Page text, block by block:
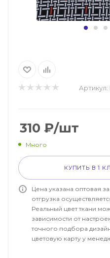
Артикул:
310 ₽/шт
Много
КУПИТЬ В 1
Цена указана оптовая
отгрузка
Реальный цвет ткани
зависимости от
точного подбора
цветовую карту у